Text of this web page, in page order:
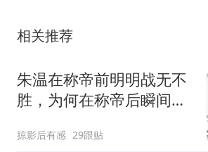
相关推荐
朱温在称帝前明明战无不
胜，为何在称帝后瞬间就
掠影后有感 29跟贴